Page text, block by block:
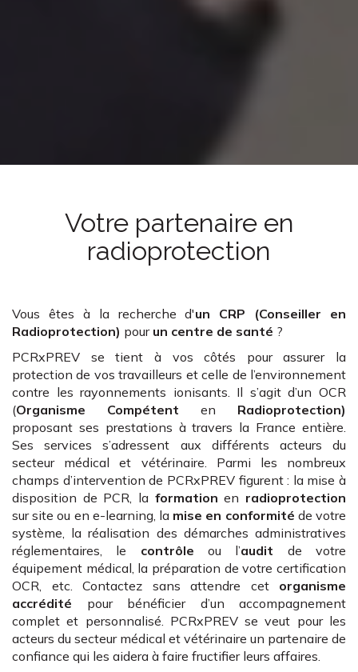
Votre partenaire en
radioprotection
Vous êtes à la recherche d'un CRP (Conseiller en
Radioprotection) pour un centre de santé ?
PCRxPREV se tient à vos côtés pour assurer la
protection de vos travailleurs et celle de l’environnement
contre les rayonnements ionisants. Il s’agit d’un OCR
(Organisme Compétent en Radioprotection)
proposant ses prestations à travers la France entière.
Ses services s’adressent aux différents acteurs du
secteur médical et vétérinaire. Parmi les nombreux
champs d’intervention de PCRxPREV figurent : la mise à
disposition de PCR, la formation en radioprotection
sur site ou en e-learning, la mise en conformité de votre
système, la réalisation des démarches administratives
réglementaires, le contrôle ou l’audit de votre
équipement médical, la préparation de votre certification
OCR, etc. Contactez sans attendre cet organisme
accrédité pour bénéficier d’un accompagnement
complet et personnalisé. PCRxPREV se veut pour les
acteurs du secteur médical et vétérinaire un partenaire de
confiance qui les aidera à faire fructifier leurs affaires.